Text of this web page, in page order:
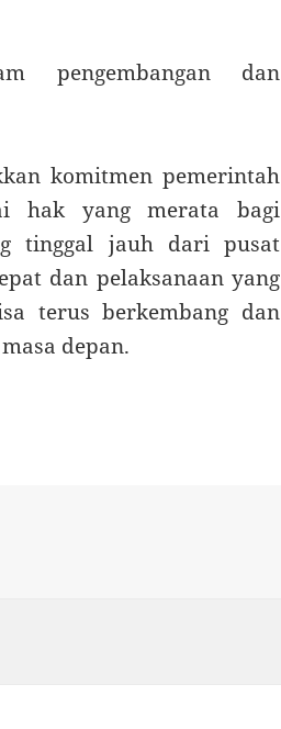
pengembangan dan
komitmen pemerintah
hak yang merata bagi
tinggal jauh dari pusat
dan pelaksanaan yang
terus berkembang dan
depan.